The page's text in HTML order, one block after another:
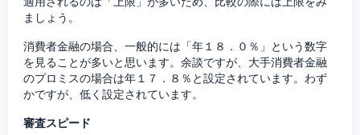
ましょう。
消費者金融の場合、一般的には「年１８．０％」という数字
を見ることが多いと思います。余談ですが、大手消費者金融
のプロミスの場合は年１７．８％と設定されています。わず
かですが、低く設定されています。
審査スピード